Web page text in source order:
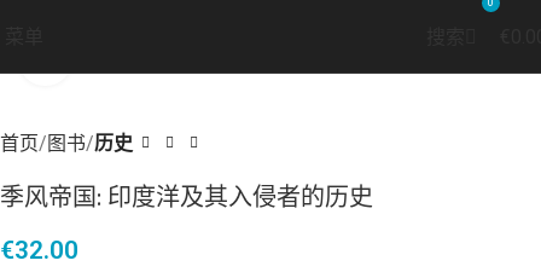
0
首页 图书 历史
季风帝国: 印度洋及其入侵者的历史
€32.00